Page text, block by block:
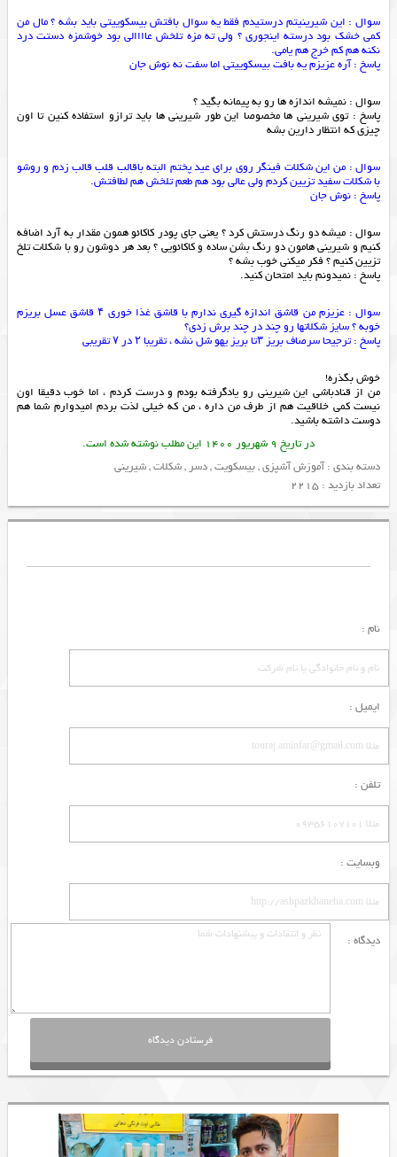
سوال : این شیرینیتم درستیدم فقط یه سوال بافتش بیسکوییتی باید بشه ؟ مال من
کمی خشک بود درسته اینجوری ؟ ولی ته مزه تلخش عاااالی بود خوشمزه دستت درد
نکنه هم کم خرج هم یامی.
پاسخ : آره عزیزم یه بافت بیسکوییتی اما سفت نه نوش جان
سوال : نمیشه اندازه ها رو به پیمانه بگید ؟
پاسخ : توی شیرینی ها مخصوصا این طور شیرینی ها باید ترازو استفاده کنین تا اون
چیزی که انتظار دارین بشه
سوال : من این شکلات فینگر روی برای عید پختم البته باقالب قلب قالب زدم و روشو
با شکلات سفید تزیین کردم ولی عالی بود هم طعم تلخش هم لطافتش.
پاسخ : نوش جان
سوال : میشه دو رنگ درستش کرد ؟ یعنی جای پودر کاکائو همون مقدار به آرد اضافه
کنیم و شیرینی هامون دو رنگ بشن ساده و کاکائویی ؟ بعد هر دوشون رو با شکلات تلخ
تزیین کنیم ؟ فکر میکنی خوب بشه ؟
پاسخ : نمیدونم باید امتحان کنید.
سوال : عزیزم من قاشق اندازه گیری ندارم با قاشق غذا خوری ۴ قاشق عسل بریزم
خوبه ؟ سایز شکلاتها رو چند در چند برش زدی؟
پاسخ : ترجیحا سرصاف بریز ۳تا بریز یهو شل نشه ، تقریبا ۲ در ۷ تقریبی
خوش بگذره!
من از قنادباشی این شیرینی رو یادگرفته بودم و درست کردم ، اما خوب دقیقا اون
نیست کمی خلاقیت هم از طرف من داره ، من که خیلی لذت بردم امیدوارم شما هم
دوست داشته باشید.
در تاریخ 9 شهریور 1400 این مطلب نوشته شده است.
دسته بندی :آموزش آشپزی,بیسکویت,دسر,شکلات,شیرینی
تعداد بازدید : 2215
نام :
ایمیل :
تلفن :
وبسایت :
دیدگاه :